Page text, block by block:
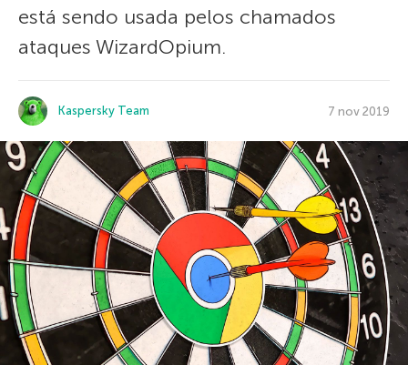
está sendo usada pelos chamados
ataques WizardOpium.
Kaspersky Team 7 nov 2019